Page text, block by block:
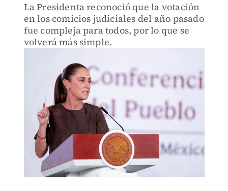
La Presidenta reconoció que la votación
en los comicios judiciales del año pasado
fue compleja para todos, por lo que se
volverá más simple.